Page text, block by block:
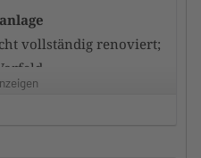
Nassau-Oranien in
innerhalb der
Bereich.
vollständig renoviert;
Hotel